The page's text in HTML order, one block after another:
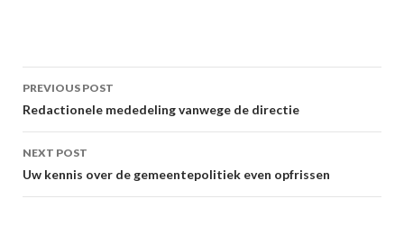
Post
navigation
PREVIOUS POST
Redactionele mededeling vanwege de directie
NEXT POST
Uw kennis over de gemeentepolitiek even opfrissen